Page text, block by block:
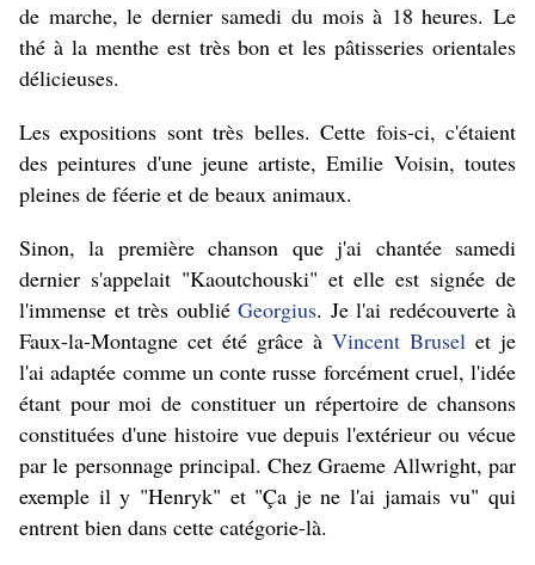
de marche, le dernier samedi du mois à 18 heures. Le
thé à la menthe est très bon et les pâtisseries orientales
délicieuses.
Les expositions sont très belles. Cette fois-ci, c'étaient
des peintures d'une jeune artiste, Emilie Voisin, toutes
pleines de féerie et de beaux animaux.
Sinon, la première chanson que j'ai chantée samedi
dernier s'appelait "Kaoutchouski" et elle est signée de
l'immense et très oublié Georgius. Je l'ai redécouverte à
Faux-la-Montagne cet été grâce à Vincent Brusel et je
l'ai adaptée comme un conte russe forcément cruel, l'idée
étant pour moi de constituer un répertoire de chansons
constituées d'une histoire vue depuis l'extérieur ou vécue
par le personnage principal. Chez Graeme Allwright, par
exemple il y "Henryk" et "Ça je ne l'ai jamais vu" qui
entrent bien dans cette catégorie-là.